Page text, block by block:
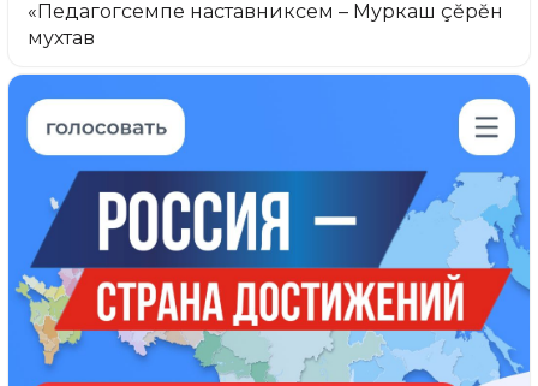
«Педагогсемпе наставниксем – Муркаш çĕрĕн
мухтав